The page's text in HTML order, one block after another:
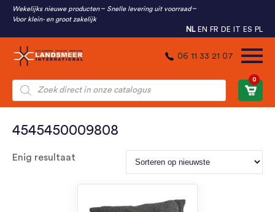
Wekelijks nieuwe producten
Snelle levering uit voorraad
Voor klein- en groot zakelijk
NL EN FR DE IT ES PL
06 11 33 21 07
Producten
zoeken
0
4545450009808
Enig resultaat